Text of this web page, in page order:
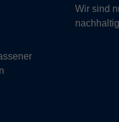
Wir sind